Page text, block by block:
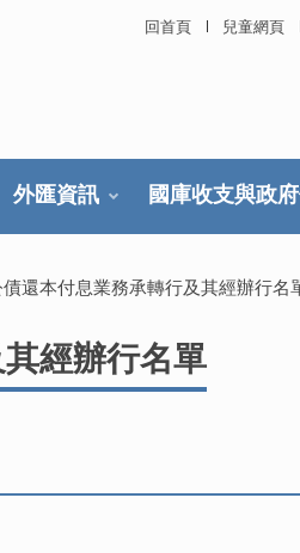
回首頁 兒童網頁
外匯資訊 國庫收支與政
還本付息業務承轉行及其經辦行名
經辦行名單